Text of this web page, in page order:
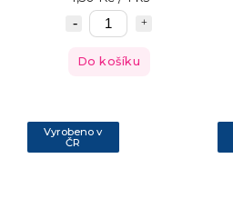
Do košíku
Vyrobeno v
ČR